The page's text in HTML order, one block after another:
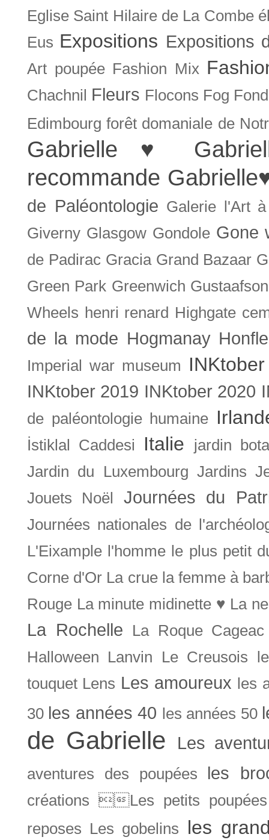
Eglise Saint Hilaire de La Combe
Eus Expositions Expositions
Art poupée Fashion Mix
Chachnil Fleurs Flocons Fog
Edimbourg forêt domaniale de
Gabrielle ♥
recommande
de Paléontologie Galerie l'Art
Giverny Glasgow Gondole Gone
de Padirac Gracia Grand Bazaar
Green Park Greenwich Gustaafson
Wheels henri renard Highgate
de la mode Hogmanay
Imperial war museum INKtober
INKtober 2019 INKtober 2020
de paléontologie humaine
İstiklal Caddesi Italie
jardin
Jardin du Luxembourg Jardins
Jouets Noël
Journées du
Journées nationales de
L'Eixample l'homme le plus petit
Corne d'Or La crue la femme à
Rouge La minute midinette ♥ La
La Rochelle
La Roque Cageac
Halloween
Lanvin Le Creusois
touquet Lens Les amoureux les
30 les années 40 les années 50
de Gabrielle Les
aventures des poupées les
créations Les petits
reposes Les gobelins les